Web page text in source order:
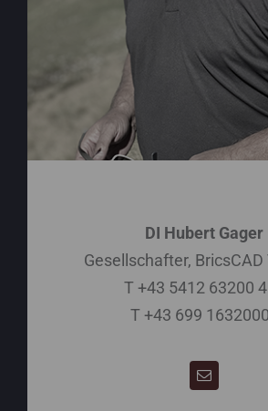
DI Hubert Gager
Gesellschafter,
T +43 5412 63200
T +43 699